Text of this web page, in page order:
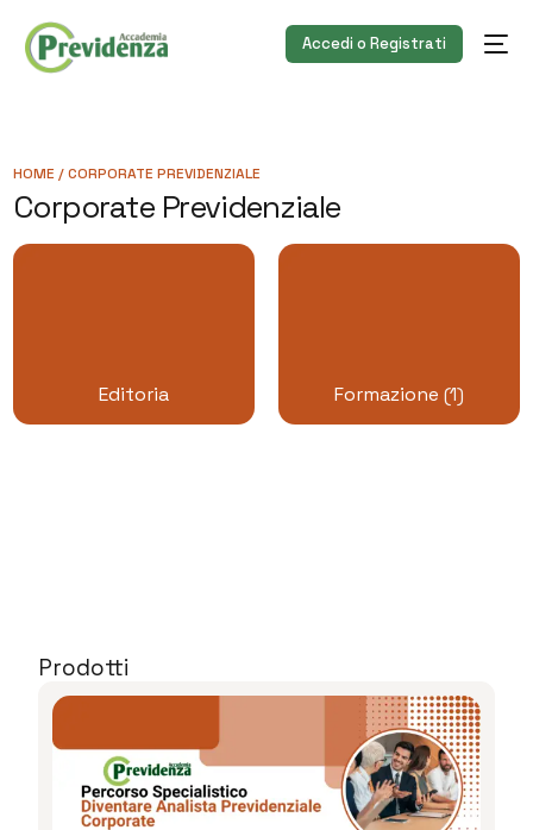
Accedi o Registrati
HOME / CORPORATE PREVIDENZIALE
Corporate Previdenziale
Editoria Formazione (1)
Prodotti